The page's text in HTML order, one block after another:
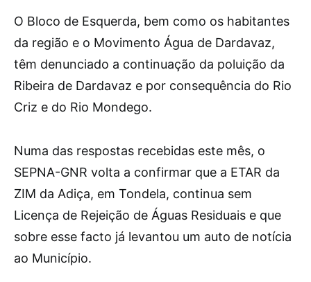
O Bloco de Esquerda, bem como os habitantes
da região e o Movimento Água de Dardavaz,
têm denunciado a continuação da poluição da
Ribeira de Dardavaz e por consequência do Rio
Criz e do Rio Mondego.
Numa das respostas recebidas este mês, o
SEPNA-GNR volta a confirmar que a ETAR da
ZIM da Adiça, em Tondela, continua sem
Licença de Rejeição de Águas Residuais e que
sobre esse facto já levantou um auto de notícia
ao Município.